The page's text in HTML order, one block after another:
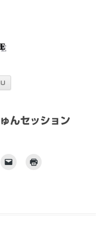
・ウェブサイト＜
THE
＞
トです
セッション